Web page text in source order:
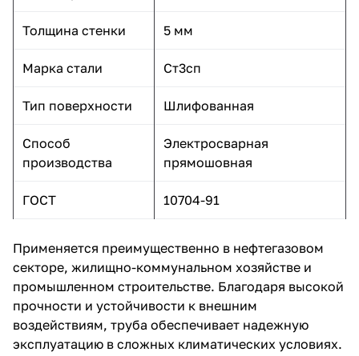
Толщина стенки 5 мм
Марка стали Ст3сп
Тип поверхности Шлифованная
Способ
производства
Электросварная
прямошовная
ГОСТ 10704-91
Применяется преимущественно в нефтегазовом
секторе, жилищно-коммунальном хозяйстве и
промышленном строительстве. Благодаря высокой
прочности и устойчивости к внешним
воздействиям, труба обеспечивает надежную
эксплуатацию в сложных климатических условиях.